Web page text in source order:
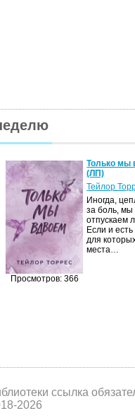
Просмотров: 366
Только мы
(ЛП)
Тейлор
Иногда,
за боль, мы
отпускаем
Если и
для
места…
ссылка
2026